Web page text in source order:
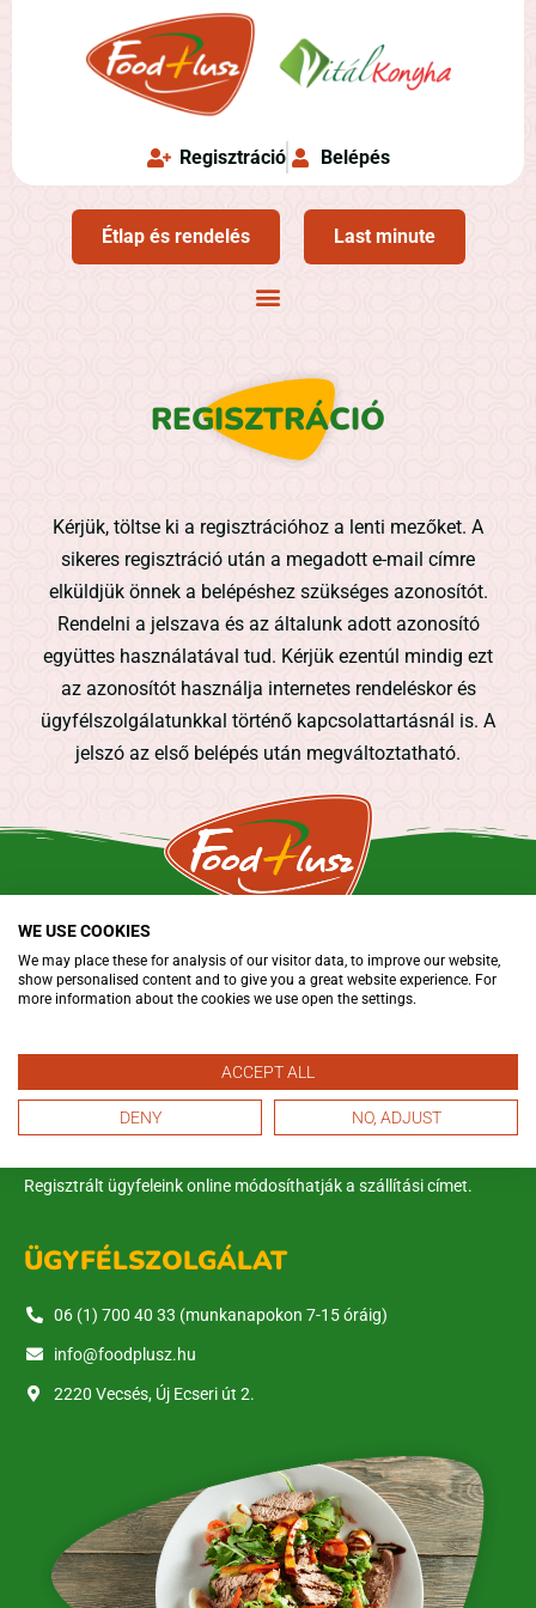
Regisztráció Belépés
Étlap és rendelés Last minute
REGISZTRÁCIÓ
Kérjük, töltse ki a regisztrációhoz a lenti mezőket. A
sikeres regisztráció után a megadott e-mail címre
elküldjük önnek a belépéshez szükséges azonosítót.
Rendelni a jelszava és az általunk adott azonosító
együttes használatával tud. Kérjük ezentúl mindig ezt
az azonosítót használja internetes rendeléskor és
ügyfélszolgálatunkkal történő kapcsolattartásnál is. A
jelszó az első belépés után megváltoztatható.
KAPCSOLAT
Hívja bizalommal ügyfélszolgálati munkatársainkat amennyiben
kérdése van szolgáltatásunkkal kapcsolatban, illetve
ebédrendelést szeretne leadni. FoodPlusz ebéd rendelésre és
Regisztrált ügyfeleink online módosíthatják a szállítási címet.
ÜGYFÉLSZOLGÁLAT
06 (1) 700 40 33 (munkanapokon 7-15 óráig)
info@foodplusz.hu
2220 Vecsés, Új Ecseri út 2.
WE USE COOKIES
We may place these for analysis of our visitor data, to improve our website,
show personalised content and to give you a great website experience. For
more information about the cookies we use open the settings.
ACCEPT ALL
DENY NO, ADJUST